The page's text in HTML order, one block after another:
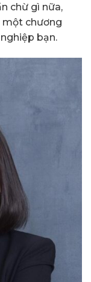
chừ gì nữa,
một chương
bạn.